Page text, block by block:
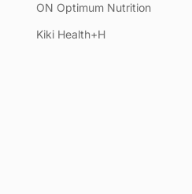
ON Optimum Nutrition
Kiki Health+H